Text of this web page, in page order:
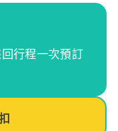
行程一次預訂